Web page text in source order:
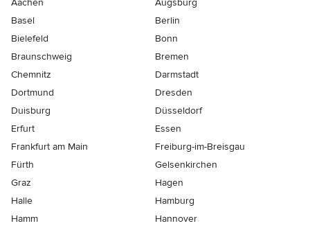
Aachen
Augsburg
Basel
Berlin
Bielefeld
Bonn
Braunschweig
Bremen
Chemnitz
Darmstadt
Dortmund
Dresden
Duisburg
Düsseldorf
Erfurt
Essen
Frankfurt am Main
Freiburg-im-Breisgau
Fürth
Gelsenkirchen
Graz
Hagen
Halle
Hamburg
Hamm
Hannover